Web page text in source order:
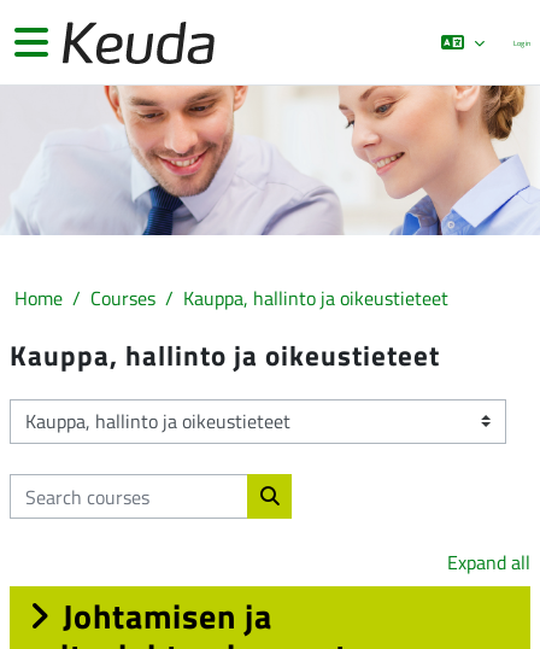
Side panel Log in
Home Courses Kauppa, hallinto ja oikeustieteet
Kauppa, hallinto ja oikeustieteet
Course categories
Search courses
Search courses
Expand all
Johtamisen ja